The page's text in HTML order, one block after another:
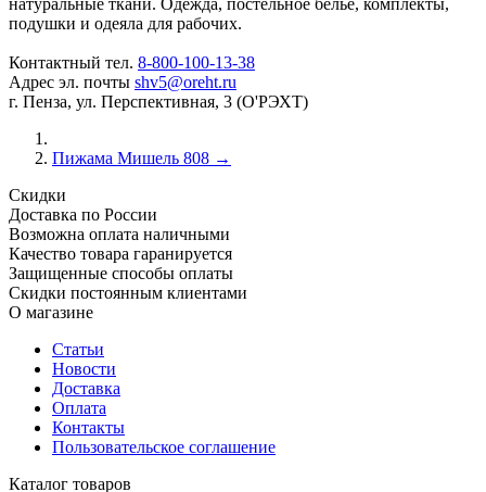
подушки и одеяла для рабочих.
Контактный тел. 8-800-100-13-38
Адрес эл. почты shv5@oreht.ru
г. Пенза, ул. Перспективная, 3 (О'РЭХТ)
Пижама Мишель 808 →
Скидки
Доставка по России
Возможна оплата наличными
Качество товара гаранируется
Защищенные способы оплаты
Скидки постоянным клиентами
О магазине
Статьи
Новости
Доставка
Оплата
Контакты
Пользовательское соглашение
Каталог товаров